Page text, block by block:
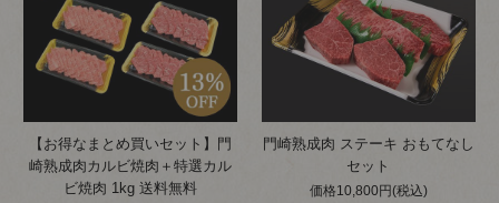
【お得なまとめ買いセット】門
崎熟成肉カルビ焼肉＋特選カル
ビ焼肉 1kg 送料無料
門崎熟成肉 ステーキ おもてなし
セット
価格10,800円(税込)